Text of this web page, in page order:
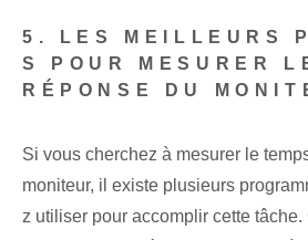
5. LES MEILLEURS
S POUR MESURER
RÉPONSE DU
Si vous cherchez à mesurer le
moniteur, il existe plusieurs
z utiliser pour accomplir cette